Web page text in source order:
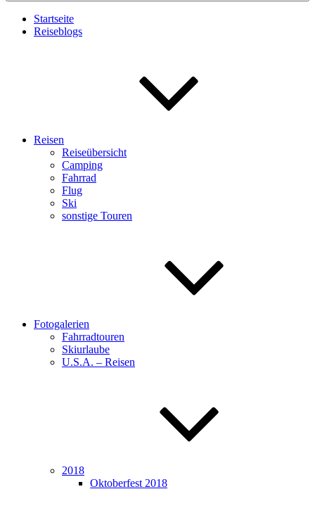
Startseite
Reiseblogs
Reisen
Reiseübersicht
Camping
Fahrrad
Flug
Ski
sonstige Touren
Fotogalerien
Fahrradtouren
Skiurlaube
U.S.A. – Reisen
2018
Oktoberfest 2018